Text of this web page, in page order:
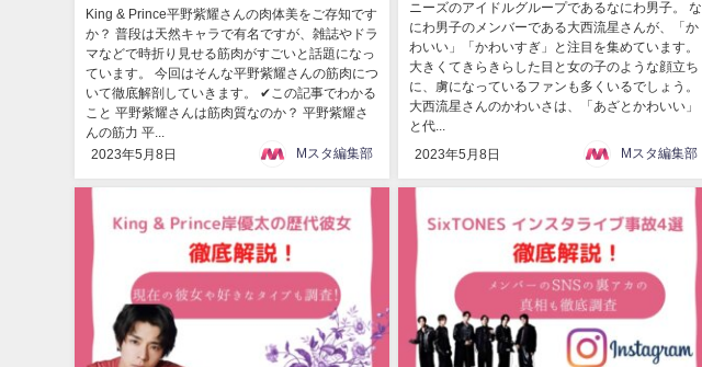
King & Prince平野紫耀さんの肉体美をご存知です
か？ 普段は天然キャラで有名ですが、雑誌やドラ
マなどで時折り見せる筋肉がすごいと話題になっ
ています。 今回はそんな平野紫耀さんの筋肉につ
いて徹底解剖していきます。 ✔この記事でわかる
こと 平野紫耀さんは筋肉質なのか？ 平野紫耀さ
んの筋力 平...
2023年5月8日
Mスタ編集部
ニーズのアイドルグループであるなにわ男子。 な
にわ男子のメンバーである大西流星さんが、「か
わいい」「かわいすぎ」と注目を集めています。
大きくてきらきらした目と女の子のような顔立ち
に、虜になっているファンも多くいるでしょう。
大西流星さんのかわいさは、「あざとかわいい」
と代...
2023年5月8日 Mスタ編集部